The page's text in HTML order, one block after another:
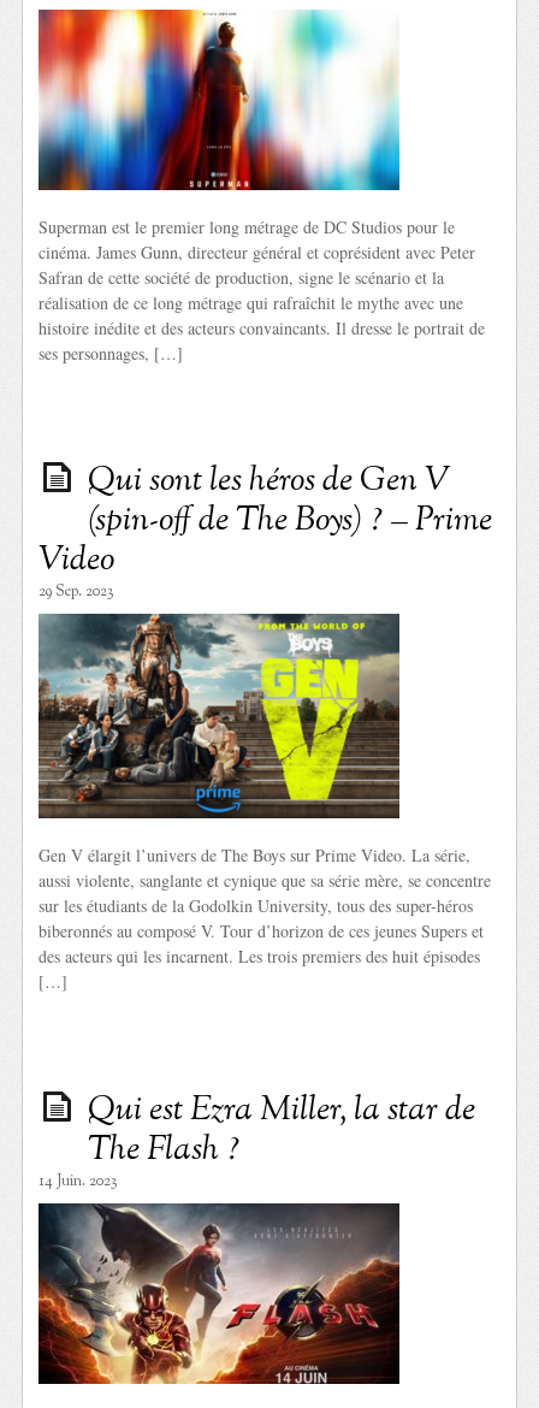
Superman est le premier long métrage de DC Studios pour le
cinéma. James Gunn, directeur général et coprésident avec Peter
Safran de cette société de production, signe le scénario et la
réalisation de ce long métrage qui rafraîchit le mythe avec une
histoire inédite et des acteurs convaincants. Il dresse le portrait de
ses personnages, […]
Qui sont les héros de Gen V
(spin-off de The Boys) ? – Prime
Video
29 Sep. 2023
Gen V élargit l’univers de The Boys sur Prime Video. La série,
aussi violente, sanglante et cynique que sa série mère, se concentre
sur les étudiants de la Godolkin University, tous des super-héros
biberonnés au composé V. Tour d’horizon de ces jeunes Supers et
des acteurs qui les incarnent. Les trois premiers des huit épisodes
[…]
Qui est Ezra Miller, la star de
The Flash ?
14 Juin. 2023